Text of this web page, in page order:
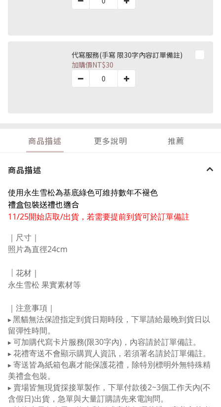
代寫服務(手寫 限30字內容訂單備註)
加購價NT$30
商品描述 更多說明 推薦
商品描述
使用永生雪松為基底綠色可維持數年不褪色
禮盒包裝送禮也適合
11/25開始店取/出貨，若需要提前到貨可於訂單備註
｜尺寸 ｜
照片為直徑24cm
｜ 花材 ｜
永生雪松 果實素材等
｜注意事項｜
▸黑貓無法保證指定到貨日期時段，下單請給最晚到貨日以
留彈性時間。
▸ 可加購代寫卡片服務(限30字內)，內容請於訂單備註。
▸ 花禮寄送不會顯示購買人資訊，若須署名請於訂單備註。
▸ 寄送皆為紙箱包裹才能保護花禮，除特別標明外無特殊精
美禮盒包裝。
▸ 賣場皆無現貨採接單製作，下單付款後2~3個工作天內(不
含假日)出貨，急單與大量訂購請先來電詢問。